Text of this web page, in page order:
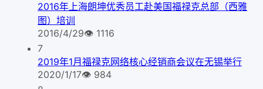
2016年上海朗坤优秀员工赴美国福禄克总部（西雅
图）培训
2016/4/29👁 1116
7
2019年1月福禄克网络核心经销商会议在无锡举行
2020/1/17👁 984